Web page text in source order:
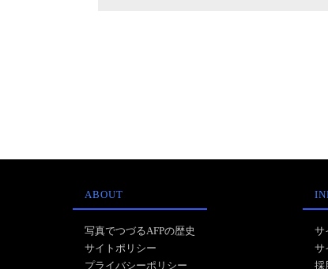
ABOUT
写真でつづるAFPの歴史
サイトポリシー
プライバシーポリシー
サ
サ
採